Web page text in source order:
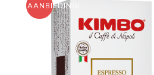
AANBIEDING!